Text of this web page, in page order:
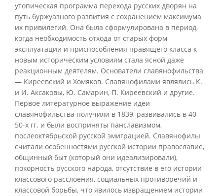
утопическая программа перехода русских дворян на
путь буржуазного развития с сохранением максимума
их привилегий. Она была сформулирована в период,
когда необходимость отхода от старых форм
эксплуатации и приспособления правящего класса к
новым историческим условиям стала ясной даже
реакционным деятелям. Основатели славянофильства
— Киреевский и Хомяков. Славянофилами являлись К.
и И. Аксаковы, Ю. Самарин, П. Киреевский и другие.
Первое литературное выражение идеи
славянофильства получили в 1839, развивались в 40—
50-х гг. и были восприняты панславизмом,
послеоктябрьской русской эмиграцией. Славянофилы
считали особенностями русской истории православие,
общинный быт (который они идеализировали),
покорность русского народа, отсутствие в его истории
классового расслоения, социальных противоречий и
классовой борьбы, что явилось извращением истории